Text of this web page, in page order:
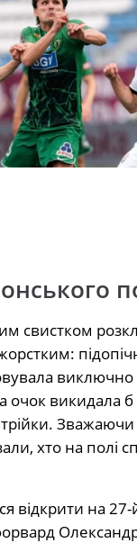
свистком
очок викидала
хто на полі
відкрити на